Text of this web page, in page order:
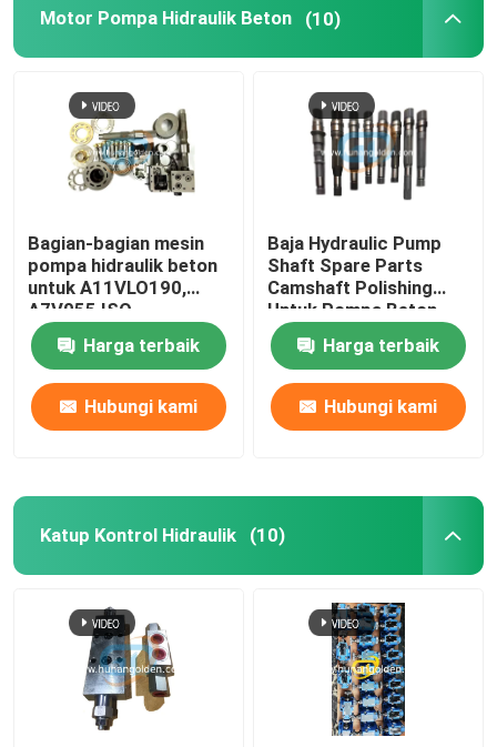
Motor Pompa Hidraulik Beton (10)
Bagian-bagian mesin
pompa hidraulik beton
untuk A11VLO190,
A7V055 ISO
Harga terbaik
Hubungi kami
Baja Hydraulic Pump
Shaft Spare Parts
Camshaft Polishing
Untuk Pompa Beton
Harga terbaik
Hubungi kami
Katup Kontrol Hidraulik (10)